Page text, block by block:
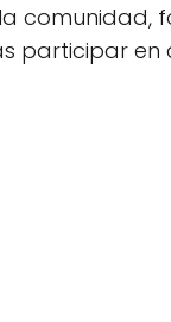
comunidad,
participar en